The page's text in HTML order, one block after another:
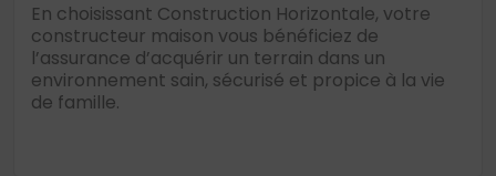
En choisissant Construction Horizontale, votre
constructeur maison vous bénéficiez de
l’assurance d’acquérir un terrain dans un
environnement sain, sécurisé et propice à la vie
de famille.